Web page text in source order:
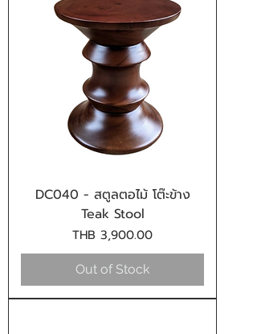
DC040 - สตูลตอไม้ โต๊ะข้าง
Teak Stool
Price
THB 3,900.00
Out of Stock